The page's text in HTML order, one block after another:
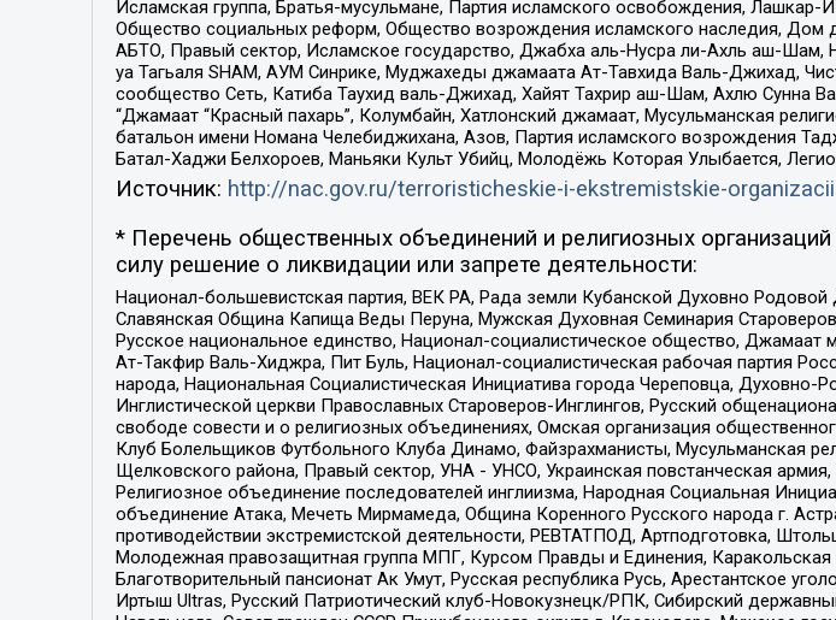
Исламская группа, Братья-мусульмане, Партия исламского освобождения,
Общество социальных реформ, Общество возрождения исламского наследия,
АБТО, Правый сектор, Исламское государство, Джабха аль-Нусра ли-Ахль аш-
уа Тагьаля SHAM, АУМ Синрике, Муджахеды джамаата Ат-Тавхида Валь-Джихад,
сообщество Сеть, Катиба Таухид валь-Джихад, Хайят Тахрир аш-Шам, Ахлю Сунна
“Джамаат “Красный пахарь”, Колумбайн, Хатлонский джамаат, Мусульманская
батальон имени Номана Челебиджихана, Азов, Партия исламского возрождения
Батал-Хаджи Белхороев, Маньяки Культ Убийц, Молодёжь Которая Улыбается,
Источник: http://nac.gov.ru/terroristicheskie-i-ekstremistskie-
* Перечень общественных объединений и религиозных
силу решение о ликвидации или запрете деятельности:
Национал-большевистская партия, ВЕК РА, Рада земли Кубанской Духовно
Славянская Община Капища Веды Перуна, Мужская Духовная Семинария
Русское национальное единство, Национал-социалистическое общество,
Ат-Такфир Валь-Хиджра, Пит Буль, Национал-социалистическая рабочая партия
народа, Национальная Социалистическая Инициатива города Череповца,
Инглистической церкви Православных Староверов-Инглингов, Русский
свободе совести и о религиозных объединениях, Омская организация
Клуб Болельщиков Футбольного Клуба Динамо, Файзрахманисты, Мусульманская
Щелковского района, Правый сектор, УНА - УНСО, Украинская повстанческая
Религиозное объединение последователей инглиизма, Народная Социальная
объединение Атака, Мечеть Мирмамеда, Община Коренного Русского народа г.
противодействии экстремистской деятельности, РЕВТАТПОД, Артподготовка,
Молодежная правозащитная группа МПГ, Курсом Правды и Единения,
Благотворительный пансионат Ак Умут, Русская республика Русь, Арестантское
Иртыш Ultras, Русский Патриотический клуб-Новокузнецк/РПК, Сибирский